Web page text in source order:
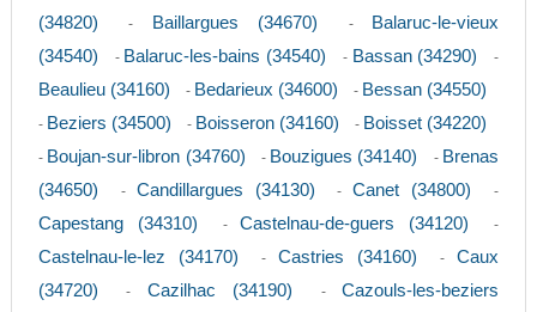
(34820)
- Baillargues (34670) -
Balaruc-le-vieux
(34540)
- Balaruc-les-bains (34540) - Bassan (34290) -
Beaulieu (34160) - Bedarieux (34600) - Bessan (34550)
- Beziers (34500) - Boisseron (34160) - Boisset (34220)
- Boujan-sur-libron (34760) - Bouzigues (34140) - Brenas
(34650)
- Candillargues (34130) -Canet (34800) -
Capestang (34310) -Castelnau-de-guers (34120) -
Castelnau-le-lez (34170) - Castries (34160) -Caux
(34720)
- Cazilhac (34190) -Cazouls-les-beziers